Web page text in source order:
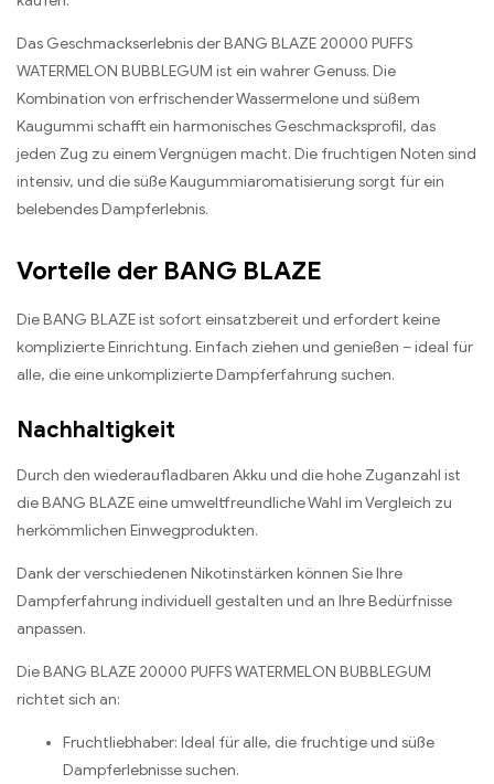
Das Geschmackserlebnis der BANG BLAZE 20000 PUFFS
WATERMELON BUBBLEGUM ist ein wahrer Genuss. Die
Kombination von erfrischender Wassermelone und süßem
Kaugummi schafft ein harmonisches Geschmacksprofil, das
jeden Zug zu einem Vergnügen macht. Die fruchtigen Noten sind
intensiv, und die süße Kaugummiaromatisierung sorgt für ein
belebendes Dampferlebnis.
Vorteile der BANG BLAZE
Die BANG BLAZE ist sofort einsatzbereit und erfordert keine
komplizierte Einrichtung. Einfach ziehen und genießen – ideal für
alle, die eine unkomplizierte Dampferfahrung suchen.
Nachhaltigkeit
Durch den wiederaufladbaren Akku und die hohe Zuganzahl ist
die BANG BLAZE eine umweltfreundliche Wahl im Vergleich zu
herkömmlichen Einwegprodukten.
Dank der verschiedenen Nikotinstärken können Sie Ihre
Dampferfahrung individuell gestalten und an Ihre Bedürfnisse
anpassen.
Die BANG BLAZE 20000 PUFFS WATERMELON BUBBLEGUM
richtet sich an:
Fruchtliebhaber: Ideal für alle, die fruchtige und süße
Dampferlebnisse suchen.